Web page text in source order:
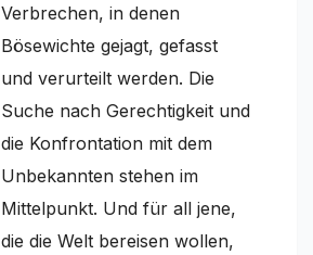
Verbrechen, in denen
Bösewichte gejagt, gefasst
und verurteilt werden. Die
Suche nach Gerechtigkeit und
die Konfrontation mit dem
Unbekannten stehen im
Mittelpunkt. Und für all jene,
die die Welt bereisen wollen,